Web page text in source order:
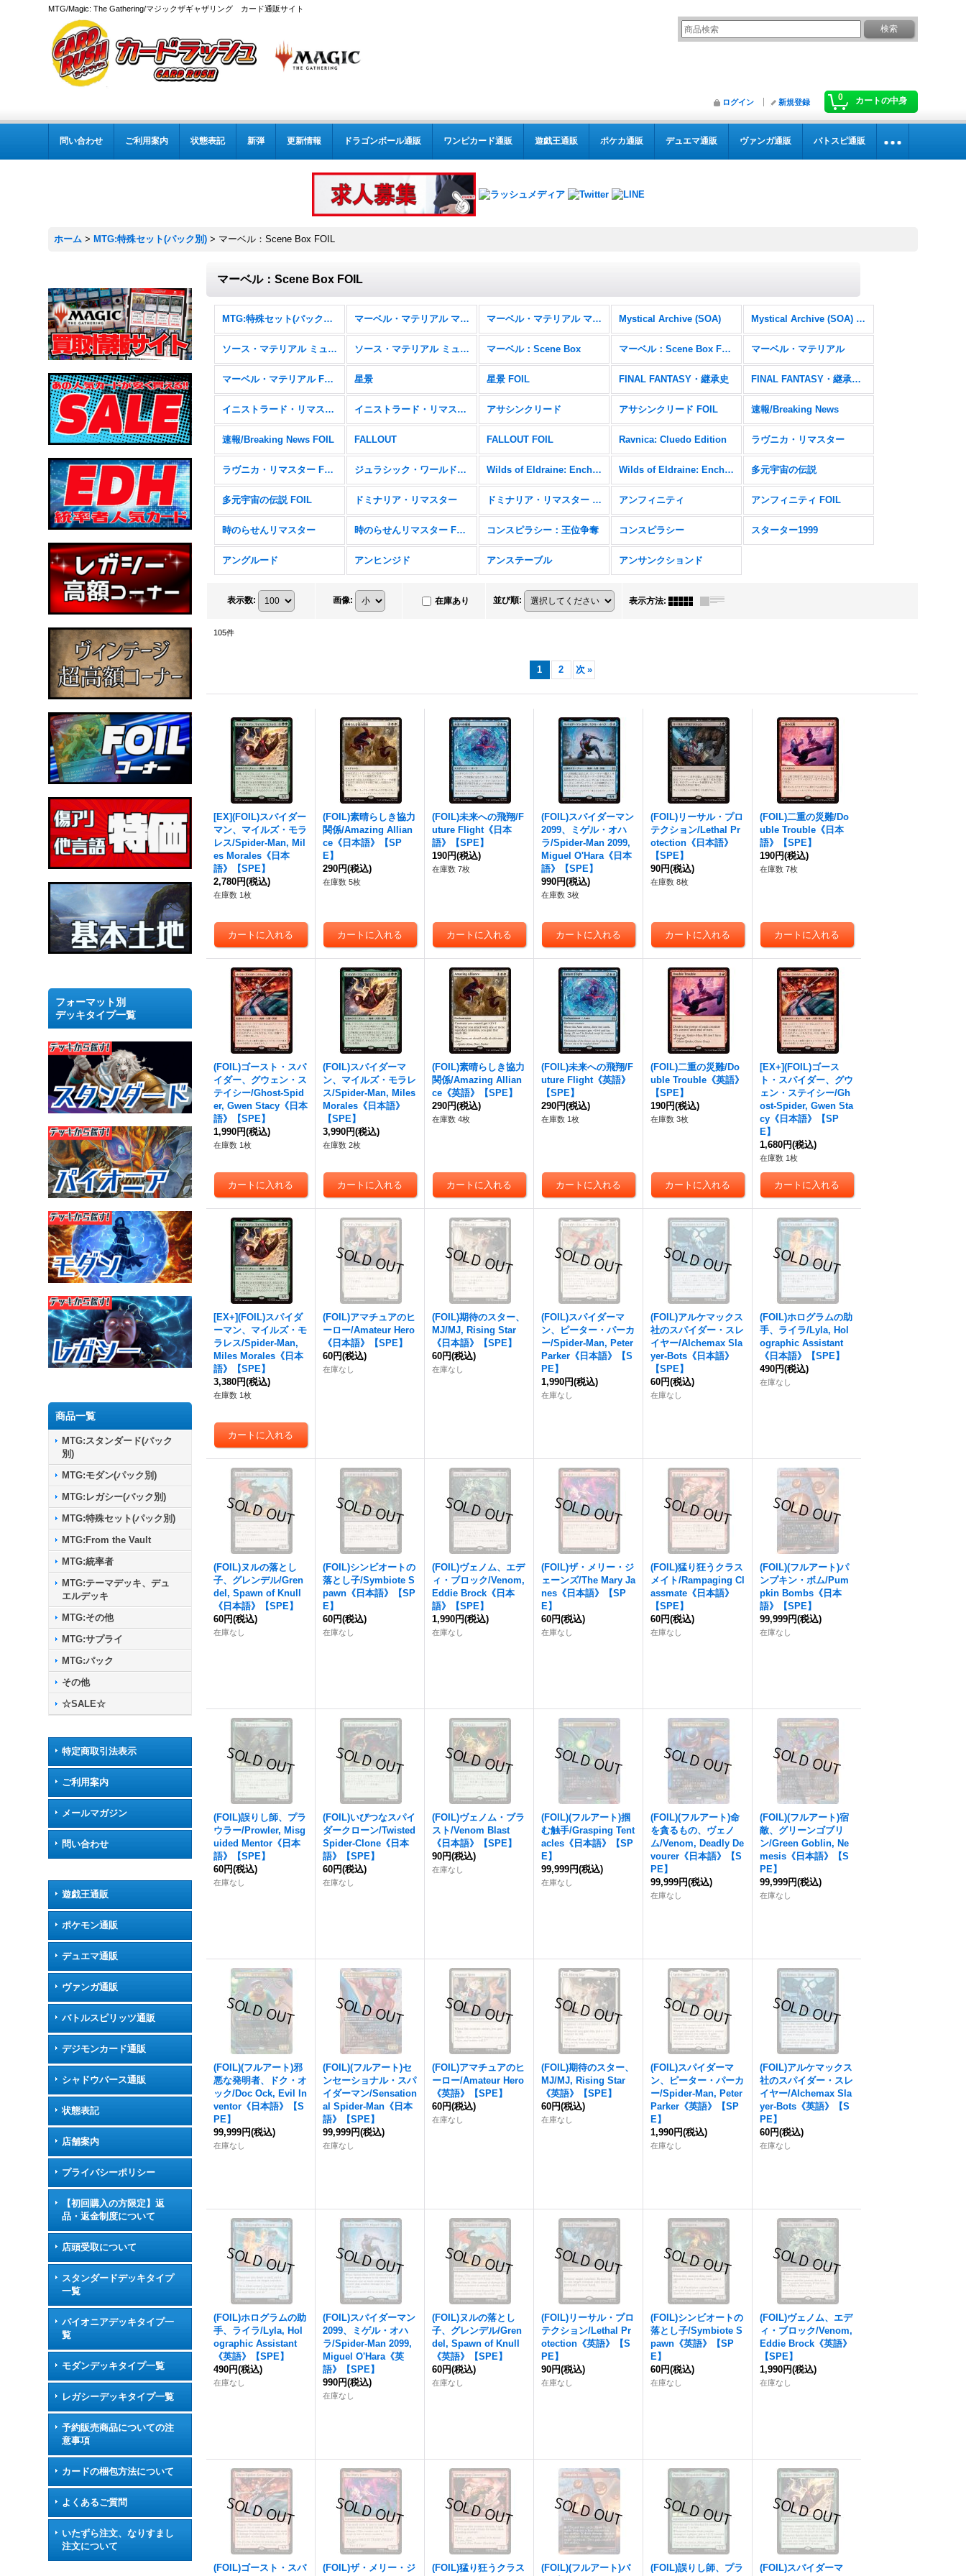
MTG/Magic: The Gathering/マジックザギャザリング カード通販サイト
0 カートの中身
ログイン 新規登録
問い合わせ ご利用案内 状態表記 新弾 更新情報 ドラゴンボール通販 ワンピカード通販 遊戯王通販 ポケカ通販 デュエマ通販 ヴァンガ通販 バトスピ通販
ホーム > MTG:特殊セット(パック別) > マーベル：Scene Box FOIL
フォーマット別
デッキタイプ一覧
商品一覧
MTG:スタンダード(パック
別)
MTG:モダン(パック別)
MTG:レガシー(パック別)
MTG:特殊セット(パック別)
MTG:From the Vault
MTG:統率者
MTG:テーマデッキ、デュ
エルデッキ
MTG:その他
MTG:サプライ
MTG:パック
その他
☆SALE☆
特定商取引法表示
ご利用案内
メールマガジン
問い合わせ
遊戯王通販
ポケモン通販
デュエマ通販
ヴァンガ通販
バトルスピリッツ通販
デジモンカード通販
シャドウバース通販
状態表記
店舗案内
プライバシーポリシー
【初回購入の方限定】返
品・返金制度について
店頭受取について
スタンダードデッキタイプ
一覧
パイオニアデッキタイプ一
覧
モダンデッキタイプ一覧
レガシーデッキタイプ一覧
予約販売商品についての注
意事項
カードの梱包方法について
よくあるご質問
いたずら注文、なりすまし
注文について
マーベル：Scene Box FOIL
MTG:特殊セット(パック別) (全商品) マーベル・マテリアル マーベル スーパー・ヒーローズ マーベル・マテリアル マーベル スーパー・ヒーローズ FOIL Mystical Archive (SOA) Mystical Archive (SOA) FOIL
ソース・マテリアル ミュータントタートル ソース・マテリアル ミュータントタートル FOIL マーベル：Scene Box マーベル：Scene Box FOIL マーベル・マテリアル
マーベル・マテリアル FOIL 星景 星景 FOIL FINAL FANTASY・継承史 FINAL FANTASY・継承史 FOIL
イニストラード・リマスター イニストラード・リマスター FOIL アサシンクリード アサシンクリード FOIL 速報/Breaking News
速報/Breaking News FOIL FALLOUT FALLOUT FOIL Ravnica: Cluedo Edition ラヴニカ・リマスター
ラヴニカ・リマスター FOIL ジュラシック・ワールド・コレクション Wilds of Eldraine: Enchanting Tales Wilds of Eldraine: Enchanting Tales FOIL 多元宇宙の伝説
多元宇宙の伝説 FOIL ドミナリア・リマスター ドミナリア・リマスター FOIL アンフィニティ アンフィニティ FOIL
時のらせんリマスター 時のらせんリマスター FOIL コンスピラシー：王位争奪 コンスピラシー スターター1999
アングルード アンヒンジド アンステーブル アンサンクションド
表示数: 画像: 在庫あり 並び順: 表示方法:
105件
1 2 次 »
[EX](FOIL)スパイダー
マン、マイルズ・モラ
レス/Spider-Man, Mil
es Morales《日本
語》【SPE】
2,780円(税込)
在庫数 1枚
(FOIL)素晴らしき協力
関係/Amazing Allian
ce《日本語》【SP
E】
290円(税込)
在庫数 5枚
(FOIL)未来への飛翔/F
uture Flight《日本
語》【SPE】
190円(税込)
在庫数 7枚
(FOIL)スパイダーマン
2099、ミゲル・オハ
ラ/Spider-Man 2099,
Miguel O'Hara《日本
語》【SPE】
990円(税込)
在庫数 3枚
(FOIL)リーサル・プロ
テクション/Lethal Pr
otection《日本語》
【SPE】
90円(税込)
在庫数 8枚
(FOIL)二重の災難/Do
uble Trouble《日本
語》【SPE】
190円(税込)
在庫数 7枚
(FOIL)ゴースト・スパ
イダー、グウェン・ス
テイシー/Ghost-Spid
er, Gwen Stacy《日本
語》【SPE】
1,990円(税込)
在庫数 1枚
(FOIL)スパイダーマ
ン、マイルズ・モラレ
ス/Spider-Man, Miles
Morales《日本語》
【SPE】
3,990円(税込)
在庫数 2枚
(FOIL)素晴らしき協力
関係/Amazing Allian
ce《英語》【SPE】
290円(税込)
在庫数 4枚
(FOIL)未来への飛翔/F
uture Flight《英語》
【SPE】
290円(税込)
在庫数 1枚
(FOIL)二重の災難/Do
uble Trouble《英語》
【SPE】
190円(税込)
在庫数 3枚
[EX+](FOIL)ゴース
ト・スパイダー、グウ
ェン・ステイシー/Gh
ost-Spider, Gwen Sta
cy《日本語》【SP
E】
1,680円(税込)
在庫数 1枚
[EX+](FOIL)スパイダ
ーマン、マイルズ・モ
ラレス/Spider-Man,
Miles Morales《日本
語》【SPE】
3,380円(税込)
在庫数 1枚
(FOIL)アマチュアのヒ
ーロー/Amateur Hero
《日本語》【SPE】
60円(税込)
在庫なし
(FOIL)期待のスター、
MJ/MJ, Rising Star
《日本語》【SPE】
60円(税込)
在庫なし
(FOIL)スパイダーマ
ン、ピーター・パーカ
ー/Spider-Man, Peter
Parker《日本語》【S
PE】
1,990円(税込)
在庫なし
(FOIL)アルケマックス
社のスパイダー・スレ
イヤー/Alchemax Sla
yer-Bots《日本語》
【SPE】
60円(税込)
在庫なし
(FOIL)ホログラムの助
手、ライラ/Lyla, Hol
ographic Assistant
《日本語》【SPE】
490円(税込)
在庫なし
(FOIL)ヌルの落とし
子、グレンデル/Gren
del, Spawn of Knull
《日本語》【SPE】
60円(税込)
在庫なし
(FOIL)シンビオートの
落とし子/Symbiote S
pawn《日本語》【SP
E】
60円(税込)
在庫なし
(FOIL)ヴェノム、エデ
ィ・ブロック/Venom,
Eddie Brock《日本
語》【SPE】
1,990円(税込)
在庫なし
(FOIL)ザ・メリー・ジ
ェーンズ/The Mary Ja
nes《日本語》【SP
E】
60円(税込)
在庫なし
(FOIL)猛り狂うクラス
メイト/Rampaging Cl
assmate《日本語》
【SPE】
60円(税込)
在庫なし
(FOIL)(フルアート)パ
ンプキン・ボム/Pum
pkin Bombs《日本
語》【SPE】
99,999円(税込)
在庫なし
(FOIL)誤りし師、プラ
ウラー/Prowler, Misg
uided Mentor《日本
語》【SPE】
60円(税込)
在庫なし
(FOIL)いびつなスパイ
ダークローン/Twisted
Spider-Clone《日本
語》【SPE】
60円(税込)
在庫なし
(FOIL)ヴェノム・ブラ
スト/Venom Blast
《日本語》【SPE】
90円(税込)
在庫なし
(FOIL)(フルアート)掴
む触手/Grasping Tent
acles《日本語》【SP
E】
99,999円(税込)
在庫なし
(FOIL)(フルアート)命
を貪るもの、ヴェノ
ム/Venom, Deadly De
vourer《日本語》【S
PE】
99,999円(税込)
在庫なし
(FOIL)(フルアート)宿
敵、グリーンゴブリ
ン/Green Goblin, Ne
mesis《日本語》【S
PE】
99,999円(税込)
在庫なし
(FOIL)(フルアート)邪
悪な発明者、ドク・オ
ック/Doc Ock, Evil In
ventor《日本語》【S
PE】
99,999円(税込)
在庫なし
(FOIL)(フルアート)セ
ンセーショナル・スパ
イダーマン/Sensation
al Spider-Man《日本
語》【SPE】
99,999円(税込)
在庫なし
(FOIL)アマチュアのヒ
ーロー/Amateur Hero
《英語》【SPE】
60円(税込)
在庫なし
(FOIL)期待のスター、
MJ/MJ, Rising Star
《英語》【SPE】
60円(税込)
在庫なし
(FOIL)スパイダーマ
ン、ピーター・パーカ
ー/Spider-Man, Peter
Parker《英語》【SP
E】
1,990円(税込)
在庫なし
(FOIL)アルケマックス
社のスパイダー・スレ
イヤー/Alchemax Sla
yer-Bots《英語》【S
PE】
60円(税込)
在庫なし
(FOIL)ホログラムの助
手、ライラ/Lyla, Hol
ographic Assistant
《英語》【SPE】
490円(税込)
在庫なし
(FOIL)スパイダーマン
2099、ミゲル・オハ
ラ/Spider-Man 2099,
Miguel O'Hara《英
語》【SPE】
990円(税込)
在庫なし
(FOIL)ヌルの落とし
子、グレンデル/Gren
del, Spawn of Knull
《英語》【SPE】
60円(税込)
在庫なし
(FOIL)リーサル・プロ
テクション/Lethal Pr
otection《英語》【S
PE】
90円(税込)
在庫なし
(FOIL)シンビオートの
落とし子/Symbiote S
pawn《英語》【SP
E】
60円(税込)
在庫なし
(FOIL)ヴェノム、エデ
ィ・ブロック/Venom,
Eddie Brock《英語》
【SPE】
1,990円(税込)
在庫なし
(FOIL)ゴースト・スパ
(FOIL)ザ・メリー・ジ
(FOIL)猛り狂うクラス
(FOIL)(フルアート)パ
(FOIL)誤りし師、プラ
(FOIL)スパイダーマ